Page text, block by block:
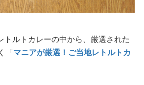
トルトカレーの中から、厳選された
「マニアが厳選！ご当地レトルトカ